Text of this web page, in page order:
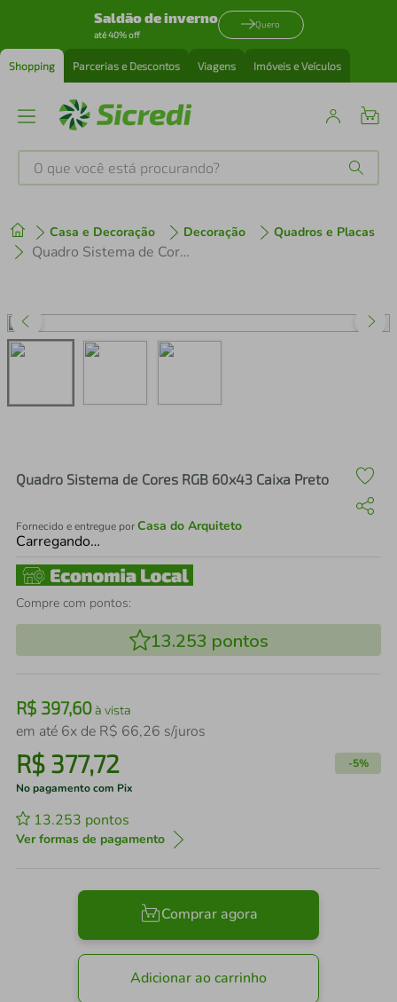
Saldão de inverno
até 40% off
Quero
Shopping Parcerias e Descontos Viagens Imóveis e Veículos
O que você está procurando?
Casa e Decoração Decoração Quadros e Placas
Quadro Sistema de Cores RGB 60x43 Caixa Preto
Quadro Sistema de Cores RGB 60x43 Caixa Preto
Fornecido e entregue porCasa do Arquiteto
Carregando…
Compre com pontos:
13.253 pontos
R$ 397,60à vista
em até 6x de R$ 66,26 s/juros
R$ 377,72 -5%
No pagamento com Pix
13.253 pontos
Ver formas de pagamento
Comprar agora
Adicionar ao carrinho
1º tenis
perfume